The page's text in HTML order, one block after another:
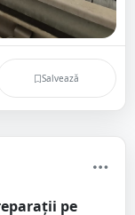
Salvează
pe